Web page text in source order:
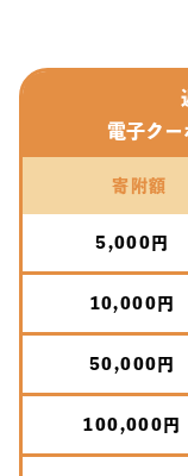
電子クー
寄附額
5,000円
10,000円
50,000円
100,000円